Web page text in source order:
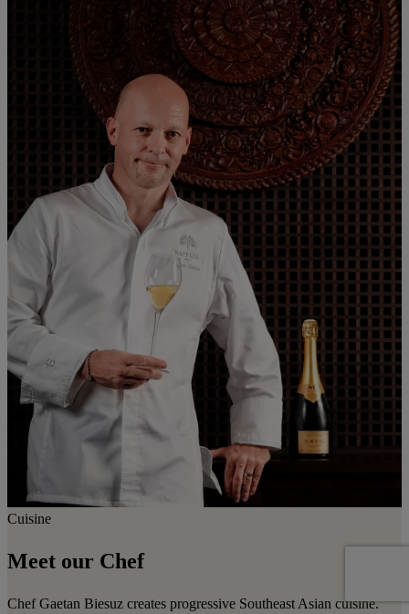
Cuisine
Meet our Chef
Chef Gaetan Biesuz creates progressive Southeast Asian cuisine.